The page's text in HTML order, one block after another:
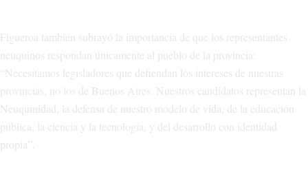
Figueroa también subrayó la importancia de que los representantes
neuquinos respondan únicamente al pueblo de la provincia:
“Necesitamos legisladores que defiendan los intereses de nuestras
provincias, no los de Buenos Aires. Nuestros candidatos representan la
Neuquinidad, la defensa de nuestro modelo de vida, de la educación
pública, la ciencia y la tecnología, y del desarrollo con identidad
propia”.